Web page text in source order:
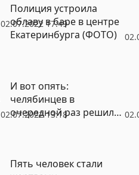
02.07.2022 17:49
Полиция устроила
облаву в баре в центре
Екатеринбурга (ФОТО)
02.07.2022 13:18
И вот опять:
челябинцев в
очередной раз решили
Пять человек стали